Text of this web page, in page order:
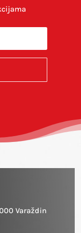
Varaždin